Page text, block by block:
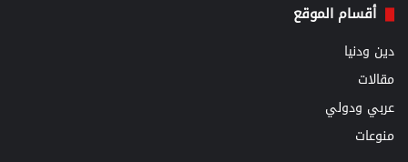
أقسام الموقع
دين ودنيا
مقالات
عربي ودولي
منوعات